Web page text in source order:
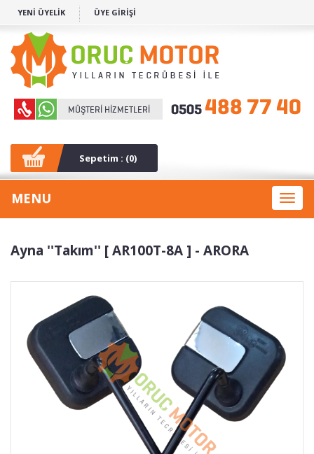
YENİ ÜYELİK ÜYE GİRİŞİ
Sepetim : (0)
Toggle
MENU
Ayna ''Takım'' [ AR100T-8A ] - ARORA